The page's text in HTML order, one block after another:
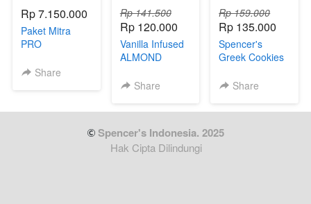
Rp 7.150.000
Paket Mitra
PRO
Share
Rp 141.500
Rp 120.000
Vanilla Infused
ALMOND
Share
Rp 159.000
Rp 135.000
Spencer's
Greek Cookies
Share
Spencer's Indonesia. 2025
Hak Cipta Dilindungi